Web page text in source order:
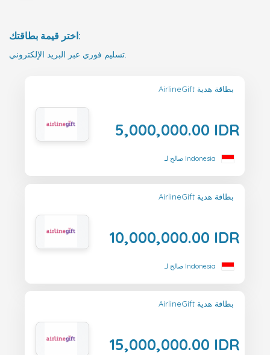
اختر قيمة بطاقتك:
تسليم فوري عبر البريد الإلكتروني.
AirlineGift بطاقة هدية
5,000,000.00 IDR
صالح لـ Indonesia
AirlineGift بطاقة هدية
10,000,000.00 IDR
صالح لـ Indonesia
AirlineGift بطاقة هدية
15,000,000.00 IDR